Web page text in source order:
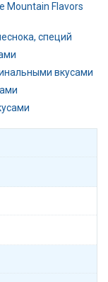
Mountain Flavors
специй
вкусами